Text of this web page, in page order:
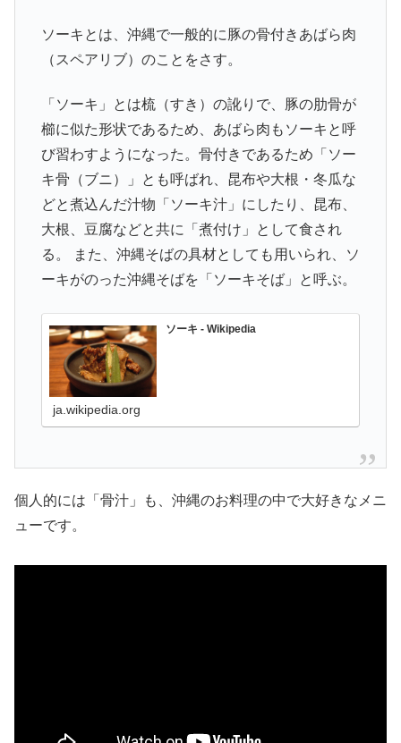
ソーキとは、沖縄で一般的に豚の骨付きあばら肉
（スペアリブ）のことをさす。
「ソーキ」とは梳（すき）の訛りで、豚の肋骨が
櫛に似た形状であるため、あばら肉もソーキと呼
び習わすようになった。骨付きであるため「ソー
キ骨（ブニ）」とも呼ばれ、昆布や大根・冬瓜な
どと煮込んだ汁物「ソーキ汁」にしたり、昆布、
大根、豆腐などと共に「煮付け」として食され
る。 また、沖縄そばの具材としても用いられ、ソ
ーキがのった沖縄そばを「ソーキそば」と呼ぶ。
ソーキ - Wikipedia
ja.wikipedia.org
個人的には「骨汁」も、沖縄のお料理の中で大好きなメニ
ューです。